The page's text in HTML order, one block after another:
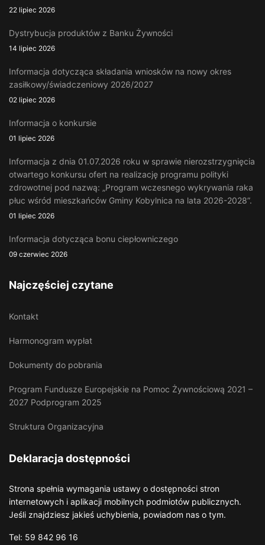
22 lipiec 2026
Dystrybucja produktów z Banku Żywności
14 lipiec 2026
Informacja dotycząca składania wniosków na nowy okres
zasiłkowy/świadczeniowy 2026/2027
02 lipiec 2026
Informacja o konkursie
01 lipiec 2026
Informacja z dnia 01.07.2026 roku w sprawie nierozstrzygnięcia
otwartego konkursu ofert na realizację programu polityki
zdrowotnej pod nazwą: „Program wczesnego wykrywania raka
płuc wśród mieszkańców Gminy Kobylnica na lata 2026-2028”.
01 lipiec 2026
Informacja dotycząca bonu ciepłowniczego
09 czerwiec 2026
Najczęściej czytane
Kontakt
Harmonogram wypłat
Dokumenty do pobrania
Program Fundusze Europejskie na Pomoc Żywnościową 2021 –
2027 Podprogram 2025
Struktura Organizacyjna
Deklaracja dostępności
Strona spełnia wymagania ustawy o dostępności stron
internetowych i aplikacji mobilnych podmiotów publicznych.
Jeśli znajdziesz jakieś uchybienia, powiadom nas o tym.
Tel: 59 842 96 16